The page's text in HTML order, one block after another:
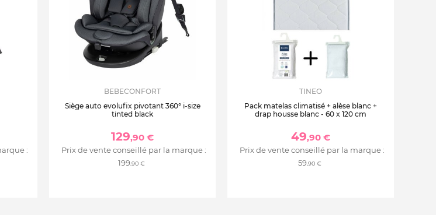
:
BEBECONFORT
Siège auto evolufix pivotant 360° i-size
tinted black
129,90 €
Prix de vente conseillé par la marque :
199,90 €
TINEO
Pack matelas climatisé + alèse blanc +
drap housse blanc - 60 x 120 cm
49,90 €
Prix de vente conseillé par la marque :
59,90 €